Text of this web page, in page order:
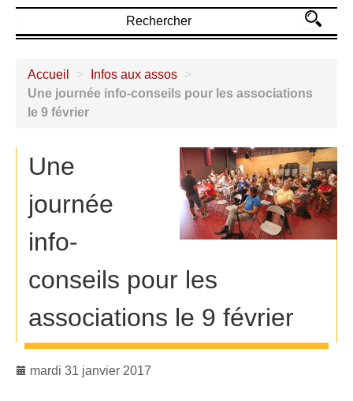
Accueil > Infos aux assos >
Une journée info-conseils pour les associations
le 9 février
Une
journée
info-
conseils pour les
associations le 9 février
mardi 31 janvier 2017